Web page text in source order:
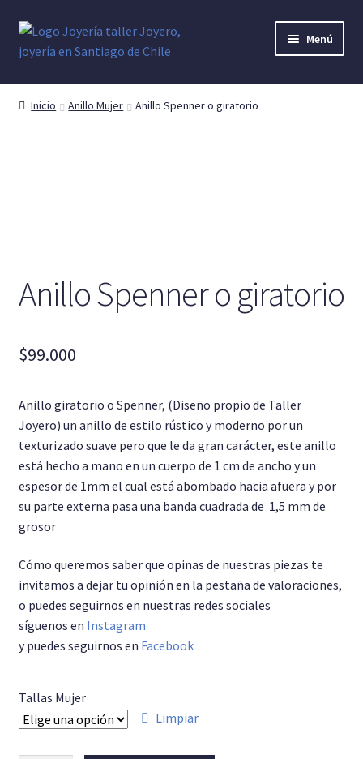
Ir
a
Ir
al
Menú
Anillo Hombre
Pendientes y Aretes
Anillo Unisex
Cadenas
Inicio Anillo Mujer Anillo Spenner o giratorio
Anillo Spenner o giratorio
$99.000
Anillo giratorio o Spenner, (Diseño propio de Taller
Joyero) un anillo de estilo rústico y moderno por un
texturizado suave pero que le da gran carácter, este anillo
está hecho a mano en un cuerpo de 1 cm de ancho y un
espesor de 1mm el cual está abombado hacia afuera y por
su parte externa pasa una banda cuadrada de 1,5 mm de
grosor
Cómo queremos saber que opinas de nuestras piezas te
invitamos a dejar tu opinión en la pestaña de valoraciones,
o puedes seguirnos en nuestras redes sociales
síguenos en Instagram
y puedes seguirnos en Facebook
Tallas Mujer
Limpiar